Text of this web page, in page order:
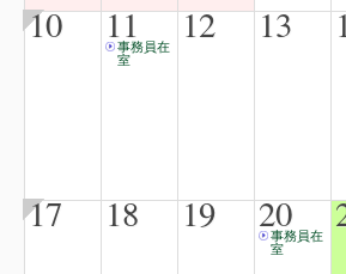
10 11
事務員在
室
12 13
17 18 19 20
事務員在
室